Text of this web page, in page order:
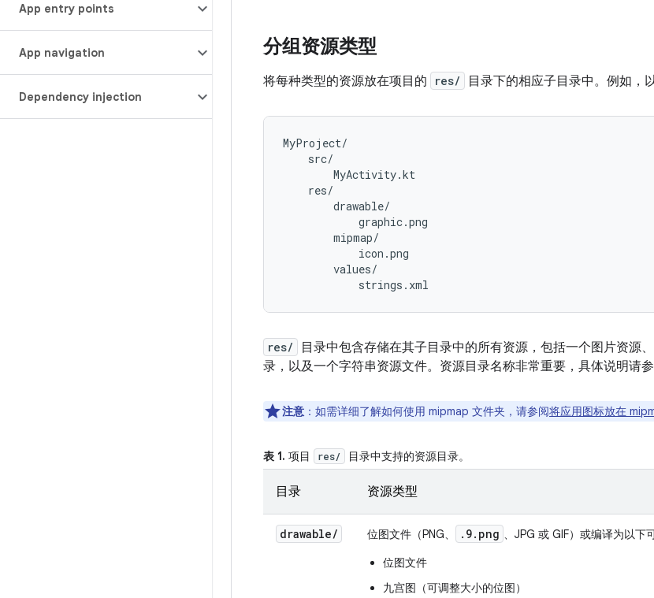
App entry points
App navigation
Dependency injection
分组资源类型
将每种类型的资源放在项目的 res/ 目录下的相应子目录中。例如，
MyProject/
    src/
        MyActivity.kt
    res/
        drawable/
            graphic.png
        mipmap/
            icon.png
        values/
res/ 目录中包含存储在其子目录中的所有资源，包括一个图片资源
录，以及一个字符串资源文件。资源目录名称非常重要，具体说明请参
注意 ：如需详细了解如何使用 mipmap 文件夹，请参阅将应用图标放在
表 1. 项目 res/ 目录中支持的资源目录。
目录 资源类型
drawable/ 位图文件（PNG、 .9.png 、JPG 或 GIF）或编译为以下
位图文件
九宫图（可调整大小的位图）